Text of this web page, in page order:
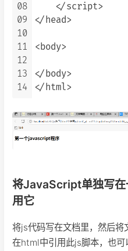
08
09
10
11
12
13
14
    </script>
</head>
<body>
</body>
将JavaScript单独写在
用它
将js代码写在文档里，然后将
在html中引用此js脚本，也